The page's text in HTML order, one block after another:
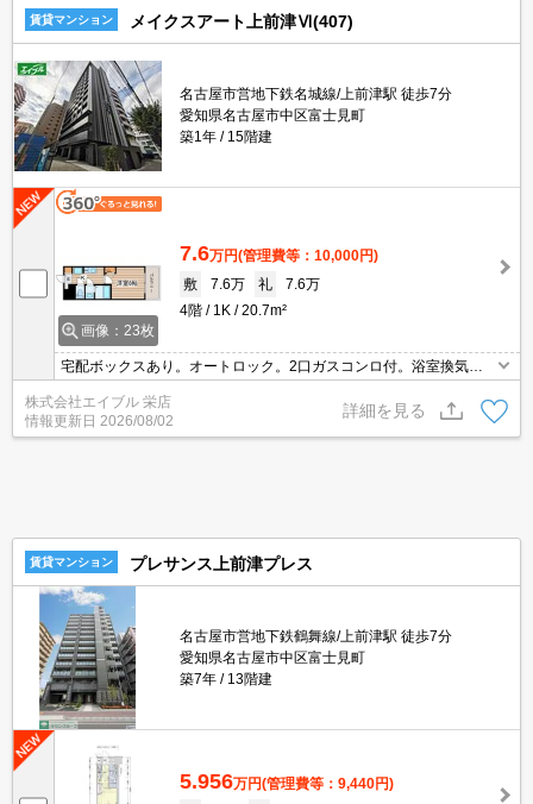
賃貸マンション メイクスアート上前津Ⅵ(407)
名古屋市営地下鉄名城線/上前津駅 徒歩7分
愛知県名古屋市中区富士見町
築1年
15階建
画像：23枚
7.6万円(管理費等：10,000円)
敷
7.6万 礼
7.6万
4階
1K 20.7m²
宅配ボックスあり。オートロック。2口ガスコンロ付。浴室換気乾
燥式。温水洗浄便座付き。インターネット無料。
株式会社エイブル 栄店
情報更新日 2026/08/02
詳細を見る
賃貸マンション プレサンス上前津プレス
名古屋市営地下鉄鶴舞線/上前津駅 徒歩7分
愛知県名古屋市中区富士見町
築7年
13階建
5.956万円(管理費等：9,440円)